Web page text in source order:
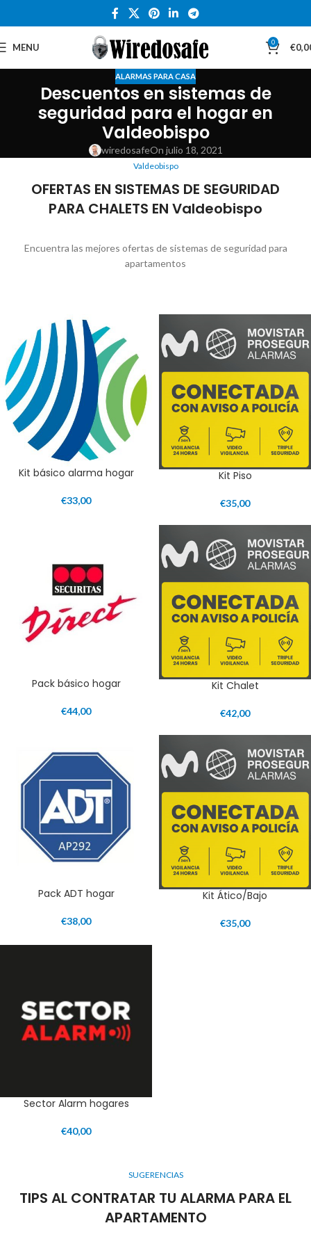
MENU 0 €
ALARMAS PARA CASA
Descuentos en sistemas de
seguridad para el hogar en
Valdeobispo
wiredosafeOn julio 18, 2021
Valdeobispo
OFERTAS EN SISTEMAS DE SEGURIDAD
PARA CHALETS EN Valdeobispo
Encuentra las mejores ofertas de sistemas de seguridad para
apartamentos
Kit básico alarma hogar
€33,00
Kit Piso
€35,00
Pack básico hogar
€44,00
Kit Chalet
€42,00
Pack ADT hogar
€38,00
Kit Ático/Bajo
€35,00
Sector Alarm hogares
€40,00
SUGERENCIAS
TIPS AL CONTRATAR TU ALARMA PARA EL
APARTAMENTO